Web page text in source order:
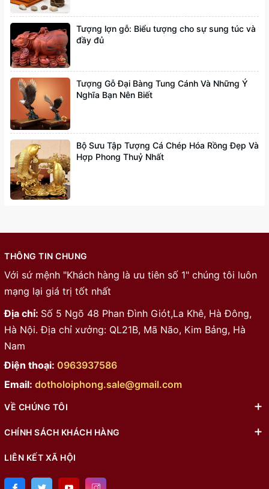
Tượng lợn gỗ: Biểu tượng cho sự sung túc và
đầy đủ
Tượng Gỗ Đại Bàng Tung Cánh Và Những Ý
Nghĩa Bạn Nên Biết
Bộ Sưu Tập Tượng Cá Chép Hóa Rồng Đẹp Và
Hợp Phong Thuỷ Nhất
THÔNG TIN CHUNG
Với sứ mệnh "Khách hàng là ưu tiên số 1" chúng tôi luôn
mạng lại giá trị tốt nhất
Địa chỉ: Số 5 Ngõ 48 Phan Đình Giót,La Khê, Hà Đông,
Hà Nội. Địa chỉ xưởng: QL21B, Mã Não, Kim Bảng, Hà
Nam
Điện thoại: 0963937586
Email: dotholoiphong.sale@gmail.com
VỀ CHÚNG TÔI
CHÍNH SÁCH KHÁCH HÀNG
LIÊN KẾT XÃ HỘI